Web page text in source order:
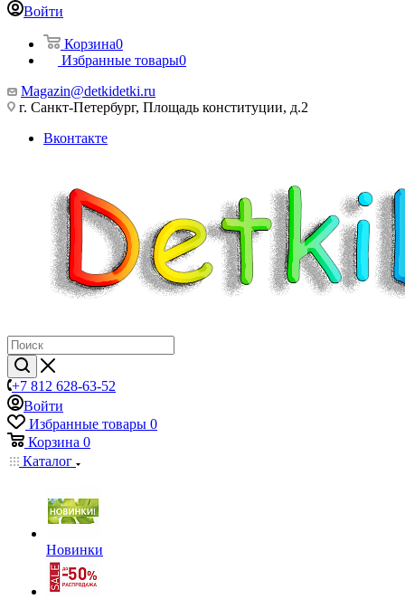
Войти
Корзина0
Избранные товары0
Magazin@detkidetki.ru
г. Санкт-Петербург, Площадь конституции, д.2
Вконтакте
+7 812 628-63-52
Войти
Избранные товары 0
Корзина 0
Каталог
Новинки